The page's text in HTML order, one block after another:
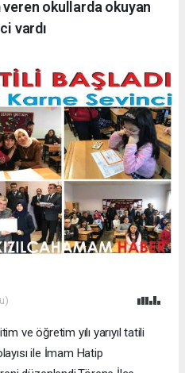
veren okullarda okuyan
vardı
ve öğretim yılı yarıyıl tatili
ile İmam Hatip